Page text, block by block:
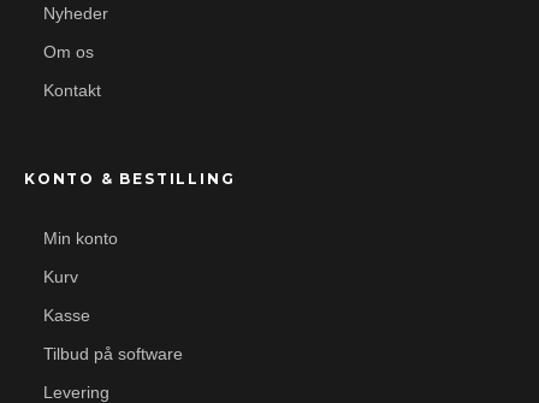
Nyheder
Om os
Kontakt
KONTO & BESTILLING
Min konto
Kurv
Kasse
Tilbud på software
Levering